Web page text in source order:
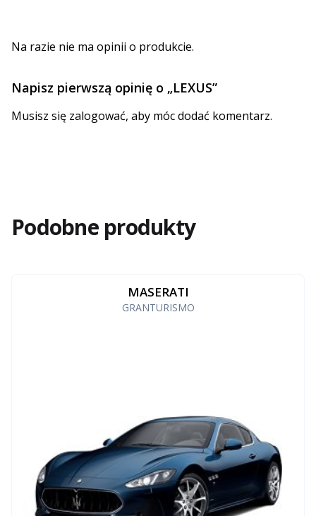
Na razie nie ma opinii o produkcie.
Napisz pierwszą opinię o „LEXUS”
Musisz się zalogować, aby móc dodać komentarz.
Podobne produkty
MASERATI
GRANTURISMO